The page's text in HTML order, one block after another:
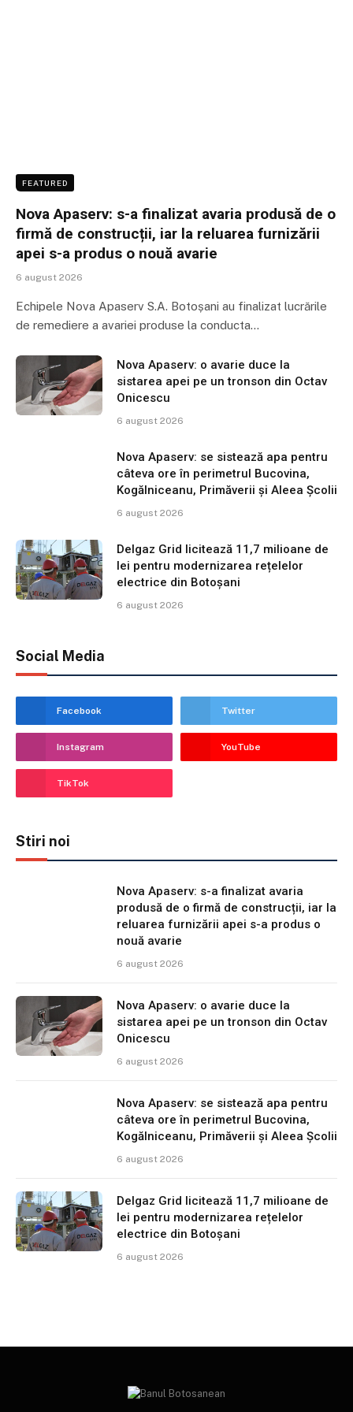
FEATURED
Nova Apaserv: s-a finalizat avaria produsă de o
firmă de construcții, iar la reluarea furnizării
apei s-a produs o nouă avarie
6 august 2026
Echipele Nova Apaserv S.A. Botoșani au finalizat lucrările
de remediere a avariei produse la conducta…
Nova Apaserv: o avarie duce la
sistarea apei pe un tronson din Octav
Onicescu
6 august 2026
Nova Apaserv: se sistează apa pentru
câteva ore în perimetrul Bucovina,
Kogălniceanu, Primăverii și Aleea Școlii
6 august 2026
Delgaz Grid licitează 11,7 milioane de
lei pentru modernizarea rețelelor
electrice din Botoșani
6 august 2026
Social Media
Facebook Twitter
Instagram YouTube
TikTok
Stiri noi
Nova Apaserv: s-a finalizat avaria
produsă de o firmă de construcții, iar la
reluarea furnizării apei s-a produs o
nouă avarie
6 august 2026
Nova Apaserv: o avarie duce la
sistarea apei pe un tronson din Octav
Onicescu
6 august 2026
Nova Apaserv: se sistează apa pentru
câteva ore în perimetrul Bucovina,
Kogălniceanu, Primăverii și Aleea Școlii
6 august 2026
Delgaz Grid licitează 11,7 milioane de
lei pentru modernizarea rețelelor
electrice din Botoșani
6 august 2026